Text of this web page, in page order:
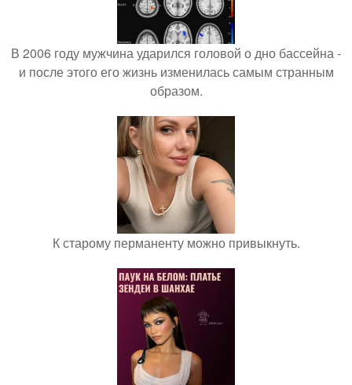
В 2006 году мужчина ударился головой о дно бассейна -
и после этого его жизнь изменилась самым странным
образом.
К старому перманенту можно привыкнуть.